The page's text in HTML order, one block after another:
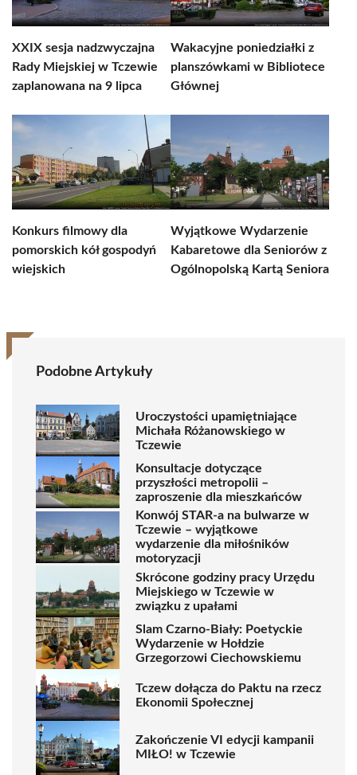
XXIX sesja nadzwyczajna
Rady Miejskiej w Tczewie
zaplanowana na 9 lipca
Wakacyjne poniedziałki z
planszówkami w Bibliotece
Głównej
Konkurs filmowy dla
pomorskich kół gospodyń
wiejskich
Wyjątkowe Wydarzenie
Kabaretowe dla Seniorów z
Ogólnopolską Kartą Seniora
Podobne Artykuły
Uroczystości upamiętniające
Michała Różanowskiego w
Tczewie
Konsultacje dotyczące
przyszłości metropolii –
zaproszenie dla mieszkańców
Konwój STAR-a na bulwarze w
Tczewie – wyjątkowe
wydarzenie dla miłośników
motoryzacji
Skrócone godziny pracy Urzędu
Miejskiego w Tczewie w
związku z upałami
Slam Czarno-Biały: Poetyckie
Wydarzenie w Hołdzie
Grzegorzowi Ciechowskiemu
Tczew dołącza do Paktu na rzecz
Ekonomii Społecznej
Zakończenie VI edycji kampanii
MIŁO! w Tczewie